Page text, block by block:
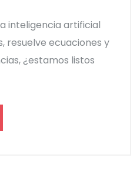
inteligencia artificial
resuelve ecuaciones y
¿estamos listos